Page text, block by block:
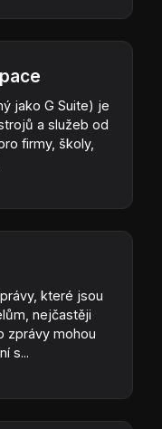
jako G Suite) je
a služeb od
firmy, školy,
které jsou
nejčastěji
zprávy mohou
s...